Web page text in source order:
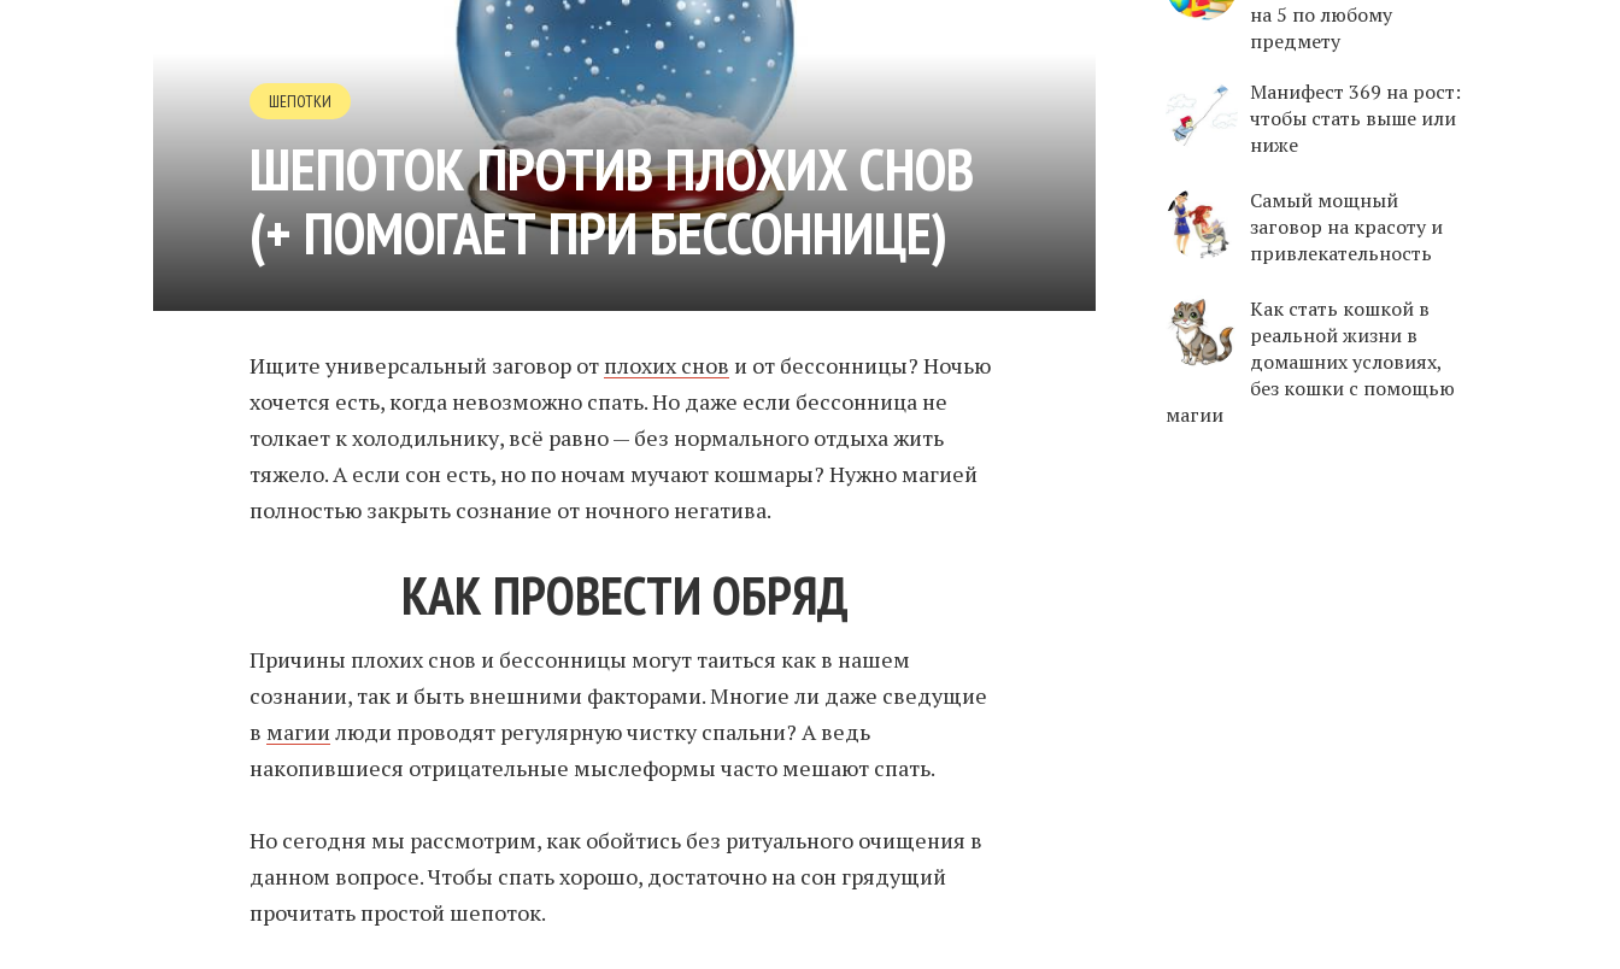
ШЕПОТКИ
ШЕПОТОК ПРОТИВ ПЛОХИХ СНОВ
(+ ПОМОГАЕТ ПРИ БЕССОННИЦЕ)
Ищите универсальный заговор от плохих снов и от бессонницы? Ночью
хочется есть, когда невозможно спать. Но даже если бессонница не
толкает к холодильнику, всё равно — без нормального отдыха жить
тяжело. А если сон есть, но по ночам мучают кошмары? Нужно магией
полностью закрыть сознание от ночного негатива.
КАК ПРОВЕСТИ ОБРЯД
Причины плохих снов и бессонницы могут таиться как в нашем
сознании, так и быть внешними факторами. Многие ли даже сведущие
в магии люди проводят регулярную чистку спальни? А ведь
накопившиеся отрицательные мыслеформы часто мешают спать.
Но сегодня мы рассмотрим, как обойтись без ритуального очищения в
данном вопросе. Чтобы спать хорошо, достаточно на сон грядущий
прочитать простой шепоток.
на 5 по любому
предмету
Манифест 369 на рост:
чтобы стать выше или
ниже
Самый мощный
заговор на красоту и
привлекательность
Как стать кошкой в
реальной жизни в
домашних условиях,
без кошки с помощью
магии